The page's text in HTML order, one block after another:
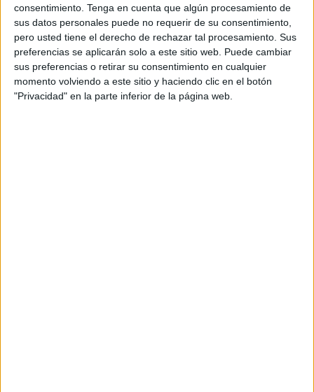
consentimiento. Tenga en cuenta que algún procesamiento de
sus datos personales puede no requerir de su consentimiento,
pero usted tiene el derecho de rechazar tal procesamiento. Sus
preferencias se aplicarán solo a este sitio web. Puede cambiar
sus preferencias o retirar su consentimiento en cualquier
momento volviendo a este sitio y haciendo clic en el botón
"Privacidad" en la parte inferior de la página web.